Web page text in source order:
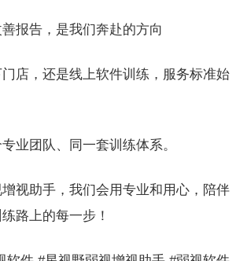
报告，是我们奔赴的方向
店，还是线上软件训练，服务标准始
业团队、同一套训练体系。
视助手，我们会用专业和用心，陪伴
路上的每一步！